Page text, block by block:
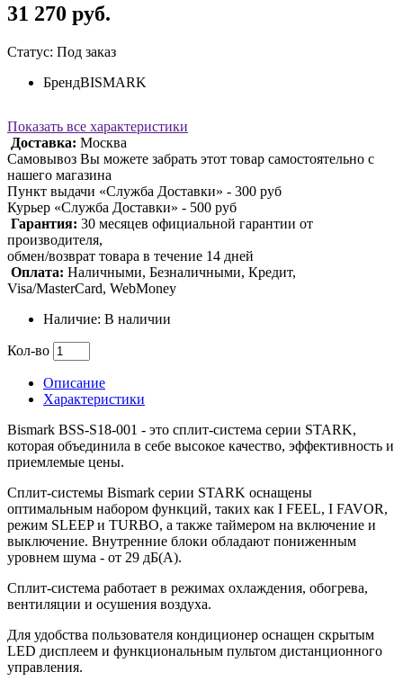
31 270 руб.
Статус: Под заказ
БрендBISMARK
Показать все характеристики
Доставка: Москва
Самовывоз Вы можете забрать этот товар самостоятельно с
нашего магазина
Пункт выдачи «Служба Доставки» - 300 руб
Курьер «Служба Доставки» - 500 руб
Гарантия: 30 месяцев официальной гарантии от
производителя,
обмен/возврат товара в течение 14 дней
Оплата: Наличными, Безналичными, Кредит,
Visa/MasterCard, WebMoney
Наличие: В наличии
Кол-во
Описание
Характеристики
Bismark BSS-S18-001 - это сплит-система серии STARK,
которая объединила в себе высокое качество, эффективность и
приемлемые цены.
Сплит-системы Bismark серии STARK оснащены
оптимальным набором функций, таких как I FEEL, I FAVOR,
режим SLEEP и TURBO, а также таймером на включение и
выключение. Внутренние блоки обладают пониженным
уровнем шума - от 29 дБ(А).
Сплит-система работает в режимах охлаждения, обогрева,
вентиляции и осушения воздуха.
Для удобства пользователя кондиционер оснащен скрытым
LED дисплеем и функциональным пультом дистанционного
управления.